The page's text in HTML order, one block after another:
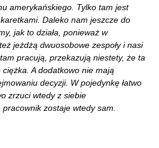
amerykańskiego. Tylko tam jest
Daleko nam jeszcze do
jak to działa, ponieważ w
jeżdżą dwuosobowe zespoły i nasi
pracują, przekazują niestety, że ta
A dodatkowo nie mają
decyzji. W pojedynkę łatwo
zrzuci wtedy z siebie
zostaje wtedy sam.